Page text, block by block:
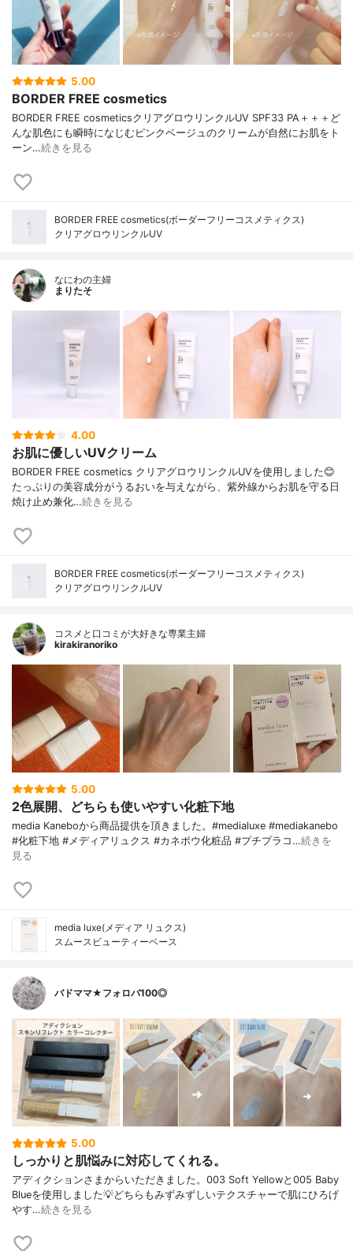
5.00
BORDER FREE cosmetics
BORDER FREE cosmeticsクリアグロウリンクルUV SPF33 PA＋＋＋ど
んな肌色にも瞬時になじむピンクベージュのクリームが自然にお肌をト
ーン…続きを見る
BORDER FREE cosmetics(ボーダーフリーコスメティクス)
クリアグロウリンクルUV
なにわの主婦
まりたそ
4.00
お肌に優しいUVクリーム
BORDER FREE cosmetics クリアグロウリンクルUVを使用しました😊
たっぷりの美容成分がうるおいを与えながら、紫外線からお肌を守る日
焼け止め兼化…続きを見る
BORDER FREE cosmetics(ボーダーフリーコスメティクス)
クリアグロウリンクルUV
コスメと口コミが大好きな専業主婦
kirakiranoriko
5.00
2色展開、どちらも使いやすい化粧下地
media Kaneboから商品提供を頂きました。#medialuxe #mediakanebo
#化粧下地 #メディアリュクス #カネボウ化粧品 #プチプラコ…続きを
見る
media luxe(メディア リュクス)
スムースビューティーベース
バドママ★フォロバ100◎
5.00
しっかりと肌悩みに対応してくれる。
アディクションさまからいただきました。003 Soft Yellowと005 Baby
Blueを使用しました💡どちらもみずみずしいテクスチャーで肌にひろげ
やす…続きを見る